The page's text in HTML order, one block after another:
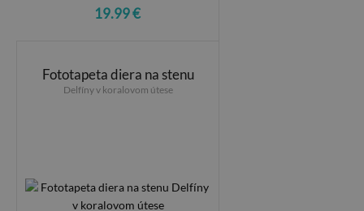
19.99 €
Fototapeta diera na stenu
Delfíny v koralovom útese